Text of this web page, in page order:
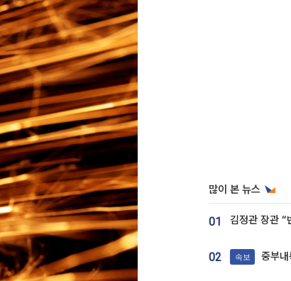
많이 본 뉴스
01
02 속보 중부내